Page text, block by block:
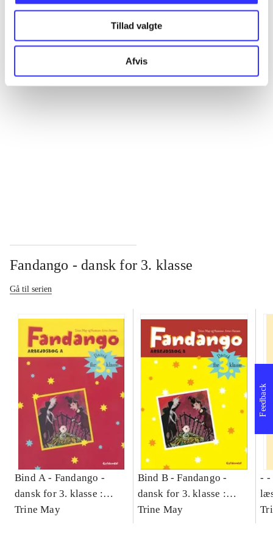
Tillad valgte
Afvis
...
Fandango - dansk for 3. klasse
Gå til serien
Bind A - Fandango -
dansk for 3. klasse :
grundbog -- Arbejdsbog.
Trine May
Bind B -Fandango -
dansk for 3. klasse :
grundbog -- Arbejdsbog.
Trine May
- -
-
Feedback